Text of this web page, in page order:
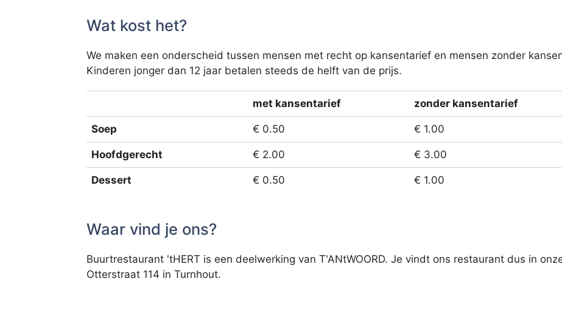
Wat kost het?
We maken een onderscheid tussen mensen met recht op kansentarief en mensen zonder
Kinderen jonger dan 12 jaar betalen steeds de helft van de prijs.
met kansentarief zonder kansentarief
Soep € 0.50 € 1.00
Hoofdgerecht € 2.00 € 3.00
Dessert € 0.50 € 1.00
Waar vind je ons?
Buurtrestaurant 'tHERT is een deelwerking van T'ANtWOORD. Je vindt ons restaurant dus in
Otterstraat 114 in Turnhout.